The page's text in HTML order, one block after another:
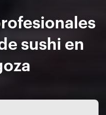
sushi en